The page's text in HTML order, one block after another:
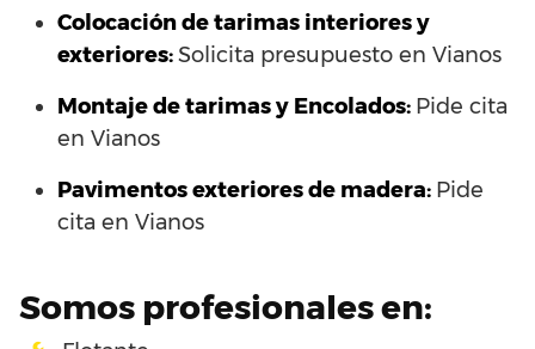
Colocación de tarimas interiores y
exteriores:Solicita presupuesto en Vianos
Montaje de tarimas y Encolados: Pide cita
en Vianos
Pavimentos exteriores de madera: Pide
cita en Vianos
Somos profesionales en: